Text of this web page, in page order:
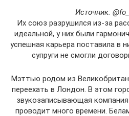
Источник:
Их союз разрушился из-за
идеальной, у них были
успешная карьера поставила в
супруги не смогли
Мэттью родом из
переехать в Лондон. В этом
звукозаписывающая
проводит много времени.